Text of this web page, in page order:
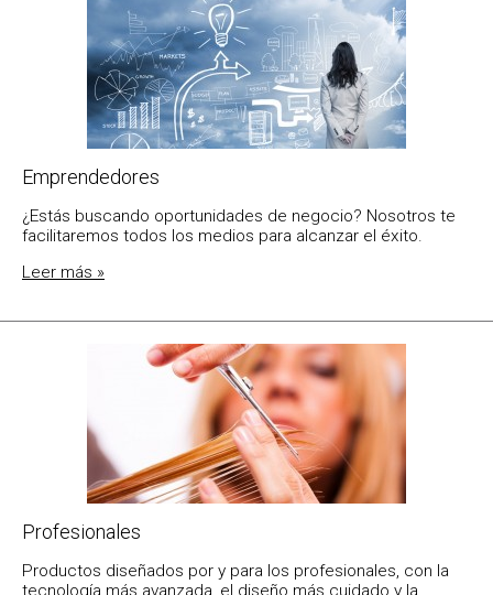
Emprendedores
¿Estás buscando oportunidades de negocio? Nosotros te
facilitaremos todos los medios para alcanzar el éxito.
Leer más »
Profesionales
Productos diseñados por y para los profesionales, con la
tecnología más avanzada, el diseño más cuidado y la